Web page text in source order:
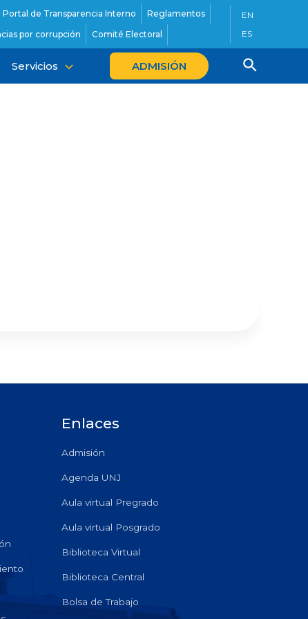
Portal de Transparencia Interno
Reglamentos
por corrupción Comité Electoral
EN
ES
Servicios ADMISIÓN
Enlaces
Admisión
Agenda UNJ
Aula virtual Pregrado
Aula virtual Posgrado
Biblioteca Virtual
Biblioteca Central
Bolsa de Trabajo